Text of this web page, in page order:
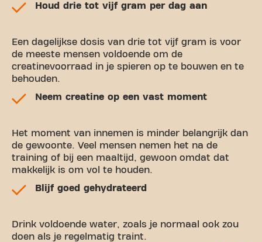
Houd drie tot vijf gram per dag aan
Een dagelijkse dosis van drie tot vijf gram is voor
de meeste mensen voldoende om de
creatinevoorraad in je spieren op te bouwen en te
behouden.
Neem creatine op een vast moment
Het moment van innemen is minder belangrijk dan
de gewoonte. Veel mensen nemen het na de
training of bij een maaltijd, gewoon omdat dat
makkelijk is om vol te houden.
Blijf goed gehydrateerd
Drink voldoende water, zoals je normaal ook zou
doen als je regelmatig traint.